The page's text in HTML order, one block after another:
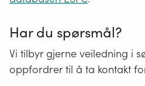
Lukk
Har du spørsmål?
Vi tilbyr gjerne veiledning i
oppfordrer til å ta kontakt